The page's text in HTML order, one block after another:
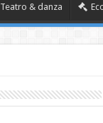
Teatro & danza